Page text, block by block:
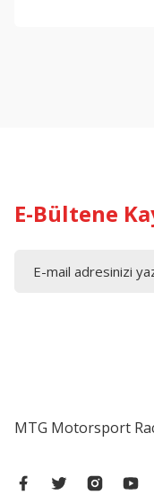
E-Bültene
MTG Motorsport